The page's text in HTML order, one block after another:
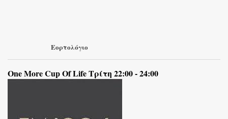
Εορτολόγιο
One More Cup Of Life Τρίτη 22:00 - 24:00